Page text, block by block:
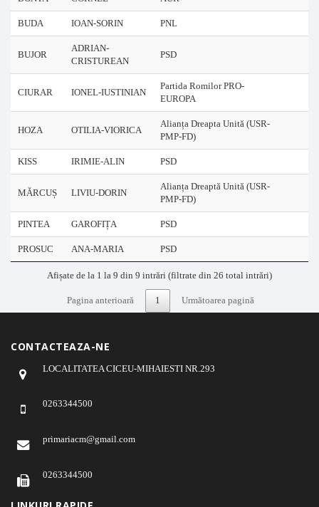
BUDA IOAN-SORIN PNL
BUJOR
ADRIAN-
CRISTUREAN
PSD
CIURAR IONEL-IUSTINIAN
Partida Romilor PRO-
EUROPA
HOZA OTILIA-VIORICA
Alianța Dreapta Unită (USR-
PMP-FD)
KISS IRIMIE-ALIN PSD
MĂRCUȘ LIVIU-DORIN
Alianța Dreaptă Unită (USR-
PMP-FD)
PINTEA GAROFIȚA PSD
PROSUC ANA-MARIA PSD
Afișate de la 1 la 9 din 9 intrări (filtrate din 26 total intrări)
Pagina anterioară 1 Următoarea pagină
CONTACTEAZA-NE
LOCALITATEA CICEU-MIHAIESTI NR.293
0263344500
primariacm@gmail.com
0263344500